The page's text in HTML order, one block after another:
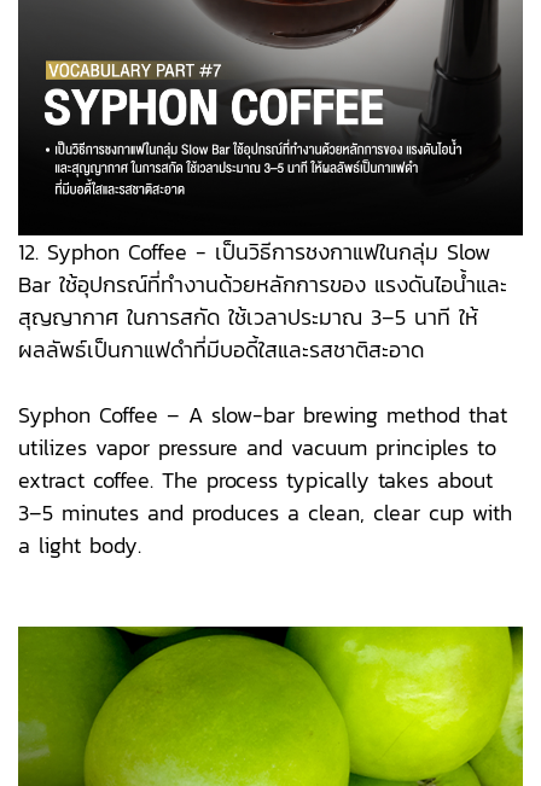
12. Syphon Coffee - เป็นวิธีการชงกาแฟในกลุ่ม Slow
Bar ใช้อุปกรณ์ที่ทำงานด้วยหลักการของ แรงดันไอน้ำและ
สุญญากาศ ในการสกัด ใช้เวลาประมาณ 3–5 นาที ให้
ผลลัพธ์เป็นกาแฟดำที่มีบอดี้ใสและรสชาติสะอาด
Syphon Coffee – A slow-bar brewing method that
utilizes vapor pressure and vacuum principles to
extract coffee. The process typically takes about
3–5 minutes and produces a clean, clear cup with
a light body.